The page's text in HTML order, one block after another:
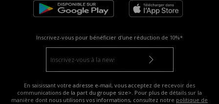
Inscrivez-vous pour bénéficier d'une réduction de 10%*
En saisissant votre adresse e-mail, vous acceptez de recevoir des
communications de la part du groupe size>. Pour plus de détails sur la
manière dont nous utilisons vos informations, consultez notre politique de